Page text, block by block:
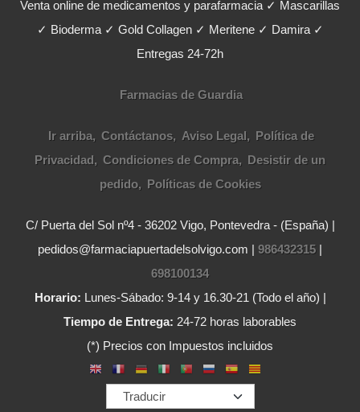
Venta online de medicamentos y parafarmacia ✓ Mascarillas
✓ Bioderma ✓ Gold Collagen ✓ Meritene ✓ Damira ✓
Entregas 24-72h
Farmacias de Guardia
Ir arriba Contáctanos Aviso Legal
Política de
Privacidad
Condiciones de Compra
Desistir de un
pedido
Políticas de Cookies
C/ Puerta del Sol nº4 - 36202 Vigo, Pontevedra - (España) |
pedidos@farmaciapuertadelsolvigo.com | 986432315 |
698100134
Horario: Lunes-Sábado: 9-14 y 16.30-21 (Todo el año) |
Tiempo de Entrega: 24-72 horas laborables
(*) Precios con Impuestos incluidos